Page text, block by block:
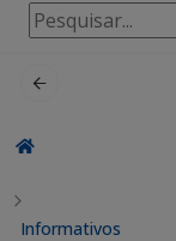
Pesquisar
por:
Informativos